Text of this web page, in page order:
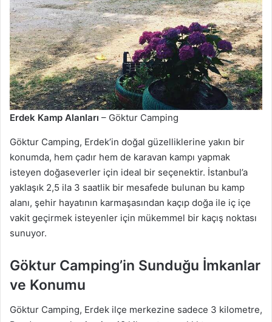
Erdek Kamp Alanları – Göktur Camping
Göktur Camping, Erdek’in doğal güzelliklerine yakın bir
konumda, hem çadır hem de karavan kampı yapmak
isteyen doğaseverler için ideal bir seçenektir. İstanbul’a
yaklaşık 2,5 ila 3 saatlik bir mesafede bulunan bu kamp
alanı, şehir hayatının karmaşasından kaçıp doğa ile iç içe
vakit geçirmek isteyenler için mükemmel bir kaçış noktası
sunuyor.
Göktur Camping’in Sunduğu İmkanlar
ve Konumu
Göktur Camping, Erdek ilçe merkezine sadece 3 kilometre,